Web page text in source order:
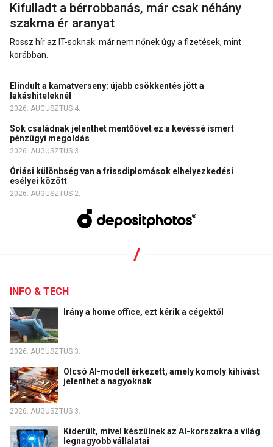
Kifulladt a bérrobbanás, már csak néhány
szakma ér aranyat
Rossz hír az IT-soknak: már nem nőnek úgy a fizetések, mint
korábban.
Elindult a kamatverseny: újabb csökkentés jött a
lakáshiteleknél
2026. AUGUSZTUS 4.
Sok családnak jelenthet mentőövet ez a kevéssé ismert
pénzügyi megoldás
2026. AUGUSZTUS 3.
Óriási különbség van a frissdiplomások elhelyezkedési
esélyei között
2026. AUGUSZTUS 2.
INFO & TECH
Irány a home office, ezt kérik a cégektől
2026. AUGUSZTUS 3.
Olcsó AI-modell érkezett, amely komoly kihívást
jelenthet a nagyoknak
2026. AUGUSZTUS 3.
Kiderült, mivel készülnek az AI-korszakra a világ
legnagyobb vállalatai